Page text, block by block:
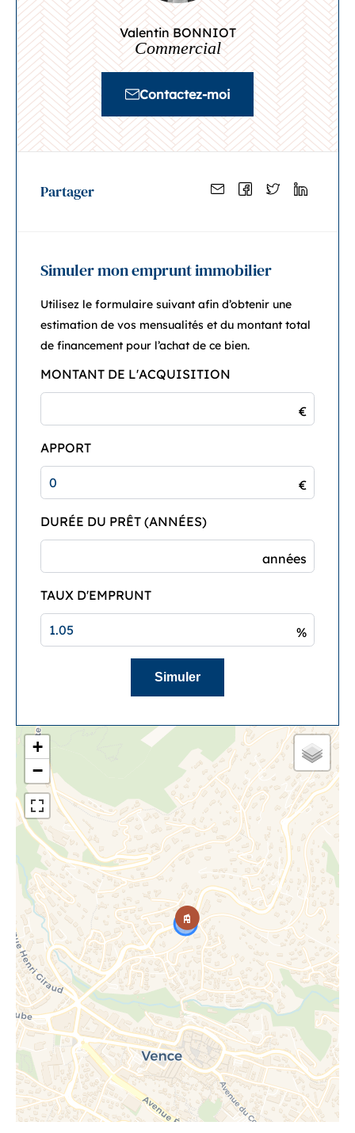
Valentin BONNIOT
Commercial
Contactez-moi
Partager
Simuler mon emprunt immobilier
Utilisez le formulaire suivant afin d’obtenir une
estimation de vos mensualités et du montant total
de financement pour l’achat de ce bien.
MONTANT DE L'ACQUISITION
€
APPORT
€
DURÉE DU PRÊT (ANNÉES)
années
TAUX D'EMPRUNT
%
Simuler
+
−